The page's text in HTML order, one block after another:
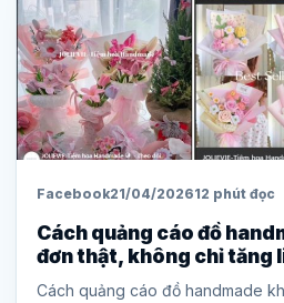
Facebook21/04/202612 phút đọc
Cách quảng cáo đồ
đơn thật, không chỉ tăng
Cách quảng cáo đồ handmade